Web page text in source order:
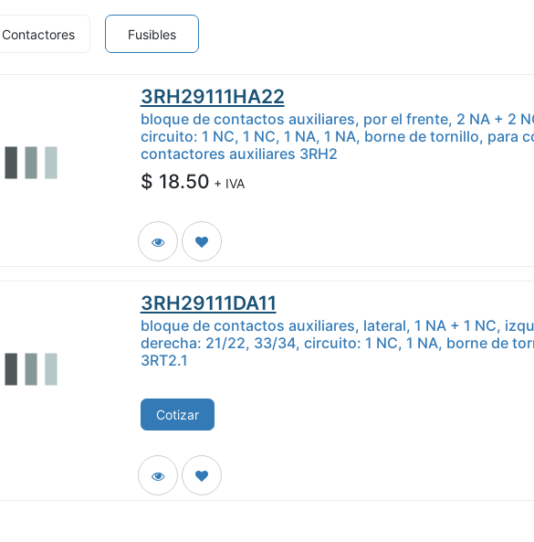
Contactores Fusibles
3RH29111HA22
bloque de contactos auxiliares, por el frente, 2 NA + 2
circuito: 1 NC, 1 NC, 1 NA, 1 NA, borne de tornillo, para
contactores auxiliares 3RH2
$ 18.50 + IVA
3RH29111DA11
bloque de contactos auxiliares, lateral, 1 NA + 1 NC,
derecha: 21/22, 33/34, circuito: 1 NC, 1 NA, borne de
3RT2.1
Cotizar